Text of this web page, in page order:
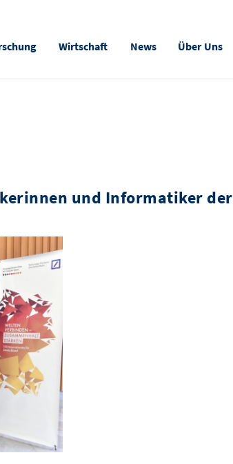
Wirtschaft News Über Uns
und Informatiker der